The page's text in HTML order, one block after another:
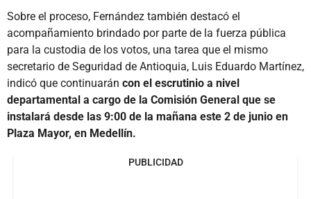
Sobre el proceso, Fernández también destacó el
acompañamiento brindado por parte de la fuerza pública
para la custodia de los votos, una tarea que el mismo
secretario de Seguridad de Antioquia, Luis Eduardo Martínez,
indicó que continuarán con el escrutinio a nivel
departamental a cargo de la Comisión General que se
instalará desde las 9:00 de la mañana este 2 de junio en
Plaza Mayor, en Medellín.
PUBLICIDAD